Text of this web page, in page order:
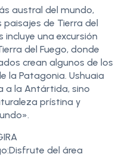
austral del mundo,
de Tierra del
incluye una excursión
del Fuego, donde
crean algunos de los
la Patagonia. Ushuaia
a la Antártida, sino
prístina y
del área